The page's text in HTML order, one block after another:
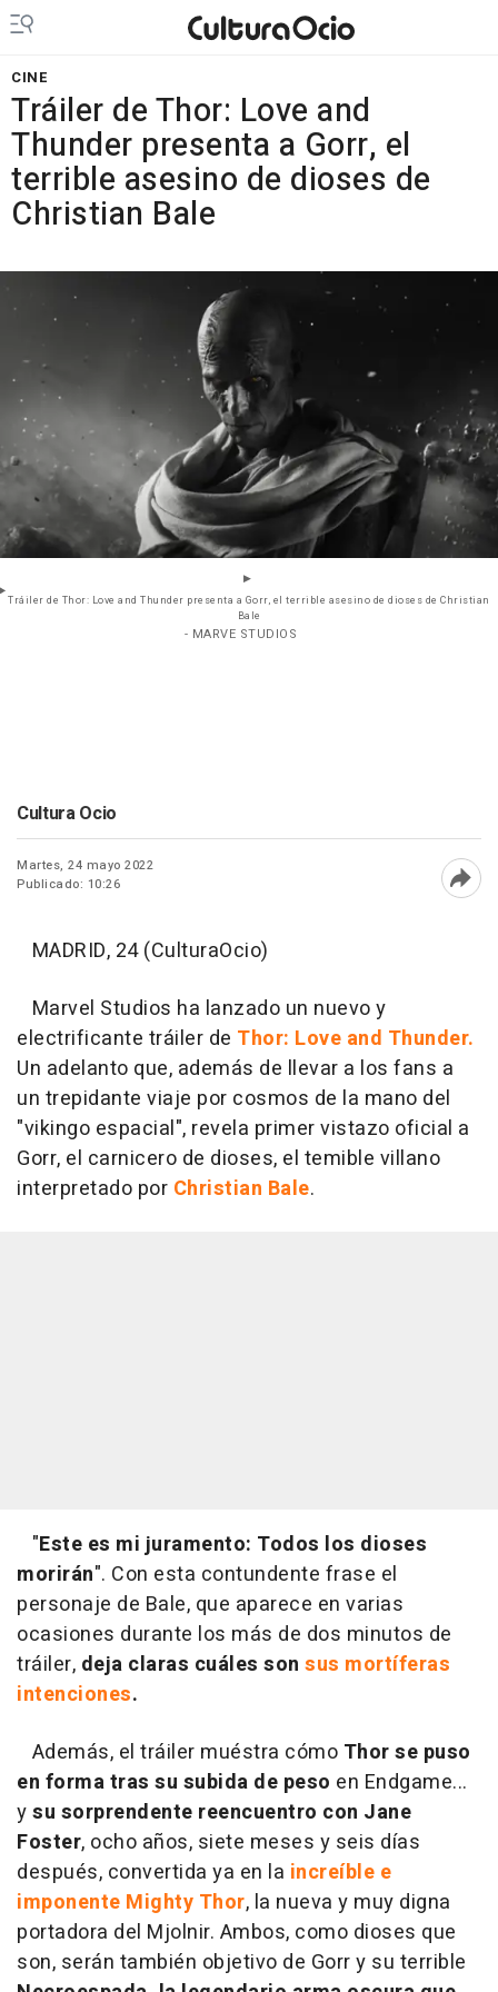
CINE
Tráiler de Thor: Love and
Thunder presenta a Gorr, el
terrible asesino de dioses de
Christian Bale
Tráiler de Thor: Love and Thunder presenta a Gorr, el terrible asesino de dioses de Christian
Bale
- MARVE STUDIOS
Cultura Ocio
Martes, 24 mayo 2022
Publicado: 10:26
MADRID, 24 (CulturaOcio)
Marvel Studios ha lanzado un nuevo y
electrificante tráiler de Thor: Love and Thunder.
Un adelanto que, además de llevar a los fans a
un trepidante viaje por cosmos de la mano del
"vikingo espacial", revela primer vistazo oficial a
Gorr, el carnicero de dioses, el temible villano
interpretado por Christian Bale.
"Este es mi juramento: Todos los dioses
morirán". Con esta contundente frase el
personaje de Bale, que aparece en varias
ocasiones durante los más de dos minutos de
tráiler, deja claras cuáles son sus mortíferas
intenciones.
Además, el tráiler muéstra cómo Thor se puso
en forma tras su subida de peso en Endgame...
ysu sorprendente reencuentro con Jane
Foster, ocho años, siete meses y seis días
después, convertida ya en la increíble e
imponente Mighty Thor, la nueva y muy digna
portadora del Mjolnir. Ambos, como dioses que
son, serán también objetivo de Gorr y su terrible